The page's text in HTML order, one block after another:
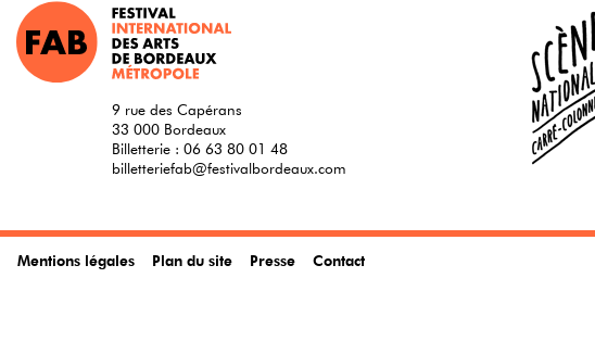
9 rue des Capérans
33 000 Bordeaux
Billetterie : 06 63 80 01 48
billetteriefab@festivalbordeaux.com
Mentions légales Plan du site Presse Contact